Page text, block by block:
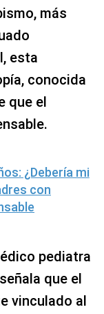
más
esta
conocida
que el
¿Debería mi
con
pediatra
que el
vinculado al